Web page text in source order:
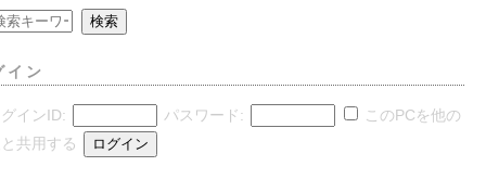
イン
インID: パスワード:
このPCを他の
共用する